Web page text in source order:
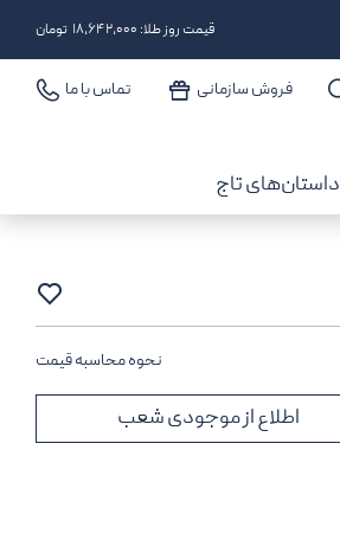
تحویل سه ساعته در تهران
قیمت روز طلا: ۱۸,۶۴۲,۰۰۰ تومان
فروش سازمانی تماس با ما
داستان‌های تاج
نحوه محاسبه قیمت
اطلاع از موجودی شعب